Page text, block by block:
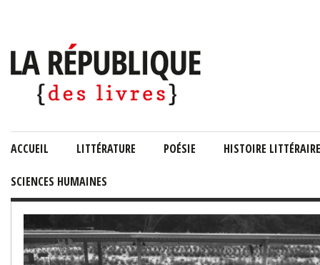
ACCUEIL LITTÉRATURE POÉSIE HISTOIRE LITTÉRAIRE
SCIENCES HUMAINES